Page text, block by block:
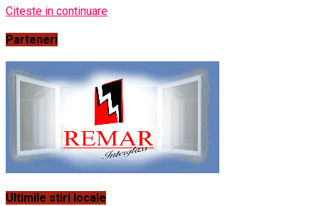
Citeste in continuare
Parteneri
Ultimile stiri locale